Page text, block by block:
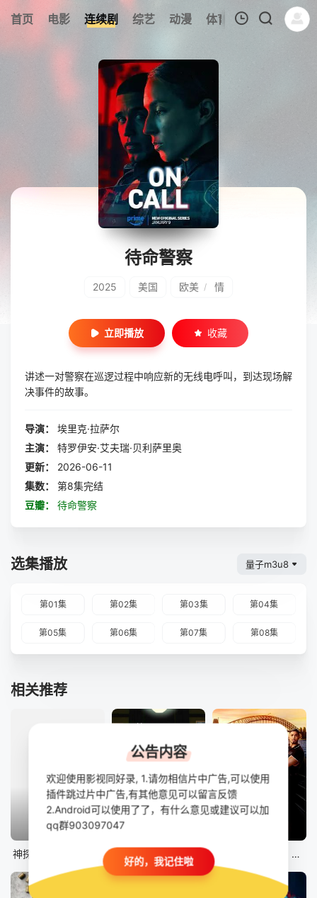
首页 电影 连续剧 综艺 动漫 体育 今日更新
266
热
暂无观看影片的记录
待命警察
2025 美国 欧美 / 情
立即播放 收藏
讲述一对警察在巡逻过程中响应新的无线电呼叫，到达现场解
决事件的故事。
导演：
埃里克·拉萨尔
主演：
特罗伊安·艾夫瑞·贝利萨里奥
更新：
2026-06-11
集数：
第8集完结
豆瓣：
待命警察
选集播放 量子m3u8
第01集 第02集 第03集 第04集
第05集 第06集 第07集 第08集
相关推荐
更新至第07集
神探默多克第十九季 神探默多克 第十九季 海军罪案调查处：悉尼第三季
公告内容
欢迎使用影视同好录, 1.请勿相信片中广告,可以使用
插件跳过片中广告,有其他意见可以留言反馈
2.Android可以使用了了，有什么意见或建议可以加
qq群903097047
好的，我记住啦